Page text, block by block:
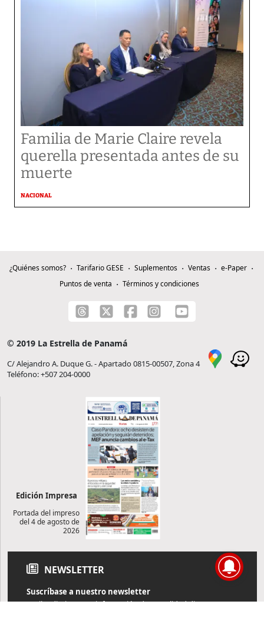
Familia de Marie Claire revela
querella presentada antes de su
muerte
NACIONAL
¿Quiénes somos? Tarifario GESE Suplementos Ventas
e-Paper
Puntos de venta
Términos y condiciones
© 2019 La Estrella de Panamá
C/ Alejandro A. Duque G. - Apartado 0815-00507, Zona 4
Teléfono: +507 204-0000
Edición Impresa
Portada del impreso
del 4 de agosto de
2026
NEWSLETTER
Suscríbase a nuestro newsletter
Reciba diariamente información de actualidad directamente en